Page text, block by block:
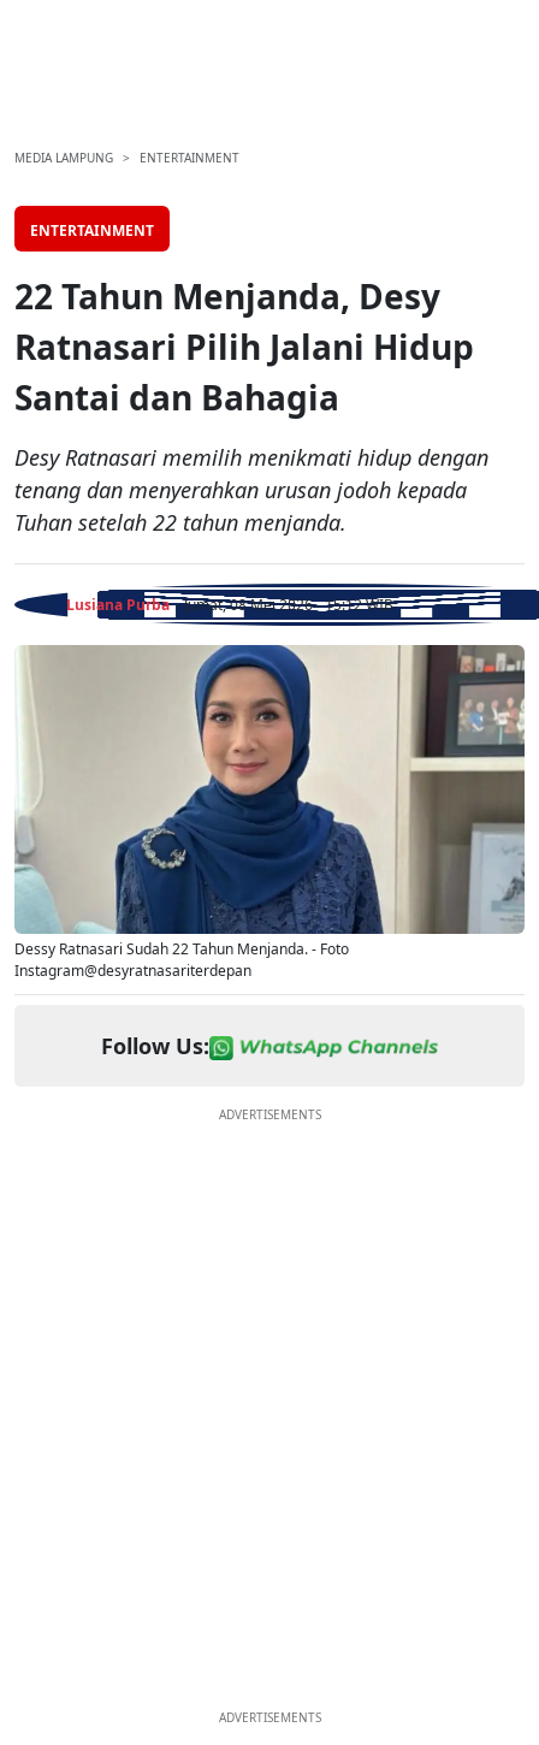
MEDIA LAMPUNG ENTERTAINMENT
ENTERTAINMENT
22 Tahun Menjanda, Desy
Ratnasari Pilih Jalani Hidup
Santai dan Bahagia
Desy Ratnasari memilih menikmati hidup dengan
tenang dan menyerahkan urusan jodoh kepada
Tuhan setelah 22 tahun menjanda.
Lusiana Purba - Jumat, 08 Mei 2026 - 15:12 WIB
Dessy Ratnasari Sudah 22 Tahun Menjanda. - Foto
Instagram@desyratnasariterdepan
Follow Us:
ADVERTISEMENTS
ADVERTISEMENTS